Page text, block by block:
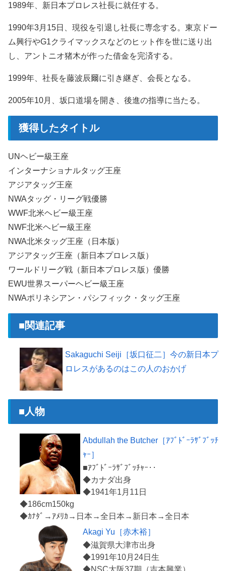
1989年、新日本プロレス社長に就任する。
1990年3月15日、現役を引退し社長に専念する。東京ドー
ム興行やG1クライマックスなどのヒット作を世に送り出
し、アントニオ猪木が作った借金を完済する。
1999年、社長を藤波辰爾に引き継ぎ、会長となる。
2005年10月、坂口道場を開き、後進の指導に当たる。
獲得したタイトル
UNヘビー級王座
インターナショナルタッグ王座
アジアタッグ王座
NWAタッグ・リーグ戦優勝
WWF北米ヘビー級王座
NWF北米ヘビー級王座
NWA北米タッグ王座（日本版）
アジアタッグ王座（新日本プロレス版）
ワールドリーグ戦（新日本プロレス版）優勝
EWU世界スーパーヘビー級王座
NWAポリネシアン・パシフィック・タッグ王座
■関連記事
Sakaguchi Seiji［坂口征二］今の新日本プ
ロレスがあるのはこの人のおかげ
■人物
Abdullah the Butcher［ｱﾌﾞﾄﾞｰﾗｻﾞﾌﾞｯﾁ
ｬｰ］
■ｱﾌﾞﾄﾞｰﾗｻﾞﾌﾞｯﾁｬｰ‥
◆カナダ出身
◆1941年1月11日
◆186cm150kg
Akagi Yu［赤木裕］
◆滋賀県大津市出身
◆1991年10月24日生